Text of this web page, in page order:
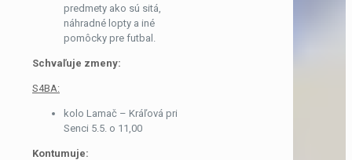
predmety ako sú sitá,
náhradné lopty a iné
pomôcky pre futbal.
Schvaľuje zmeny:
S4BA:
kolo Lamač – Kráľová pri
Senci 5.5. o 11,00
Kontumuje: